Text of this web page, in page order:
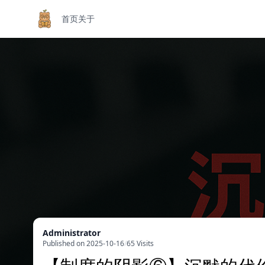
首页关于
Administrator
Published on 2025-10-16/65 Visits